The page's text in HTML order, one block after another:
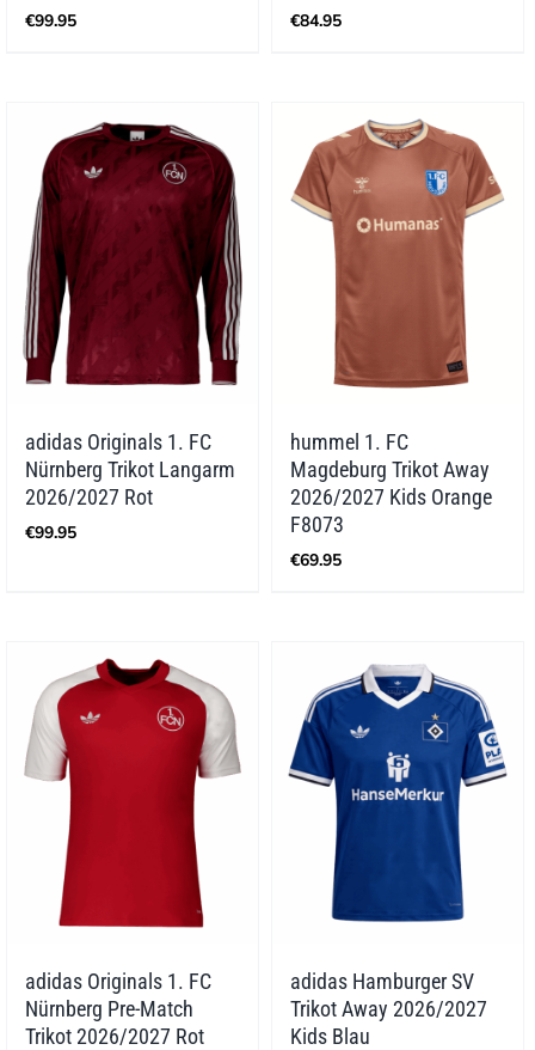
€99.95 €84.95
adidas Originals 1. FC
Nürnberg Trikot Langarm
2026/2027 Rot
€99.95
hummel 1. FC
Magdeburg Trikot Away
2026/2027 Kids Orange
F8073
€69.95
adidas Originals 1. FC
Nürnberg Pre-Match
Trikot 2026/2027 Rot
adidas Hamburger SV
Trikot Away 2026/2027
Kids Blau